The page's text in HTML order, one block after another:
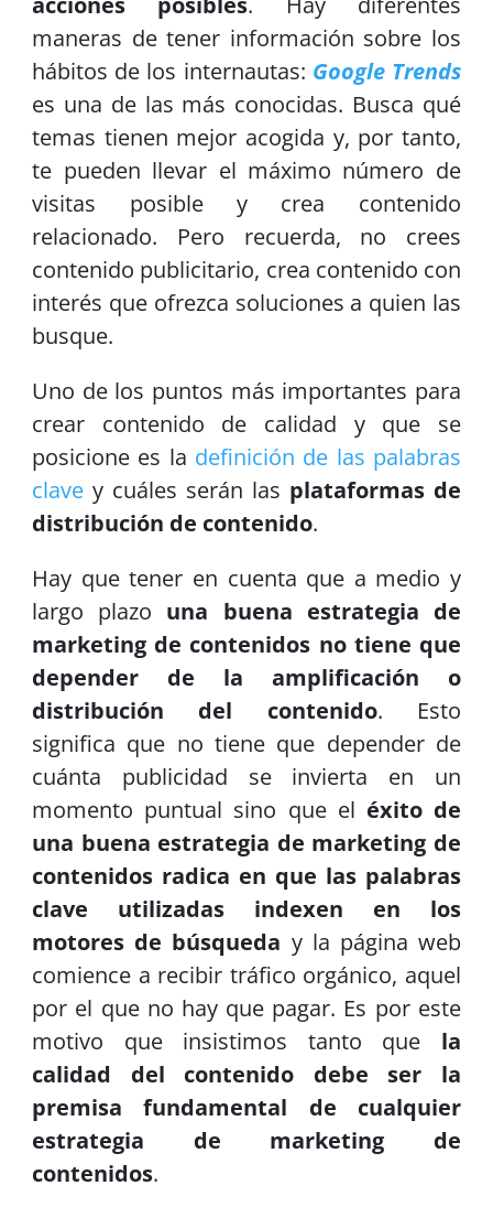
maneras de tener información sobre los
hábitos de los internautas: Google Trends
es una de las más conocidas. Busca qué
temas tienen mejor acogida y, por tanto,
te pueden llevar el máximo número de
visitas posible y crea contenido
relacionado. Pero recuerda, no crees
contenido publicitario, crea contenido con
interés que ofrezca soluciones a quien las
busque.
Uno de los puntos más importantes para
crear contenido de calidad y que se
posicione es la definición de las palabras
clave y cuáles serán las plataformas de
distribución de contenido.
Hay que tener en cuenta que a medio y
largo plazo una buena estrategia de
marketing de contenidos no tiene que
depender de la amplificación o
distribución del contenido. Esto
significa que no tiene que depender de
cuánta publicidad se invierta en un
momento puntual sino que el éxito de
una buena estrategia de marketing de
contenidos radica en que las palabras
clave utilizadas indexen en los
motores de búsqueda y la página web
comience a recibir tráfico orgánico, aquel
por el que no hay que pagar. Es por este
motivo que insistimos tanto que la
calidad del contenido debe ser la
premisa fundamental de cualquier
estrategia de marketing de
contenidos.